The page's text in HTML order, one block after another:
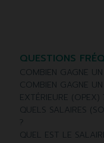
QUESTIONS
COMBIEN GAGNE
COMBIEN GAGNE
EXTÉRIEURE (OPEX)
QUELS SALAIRES
?
QUEL EST LE